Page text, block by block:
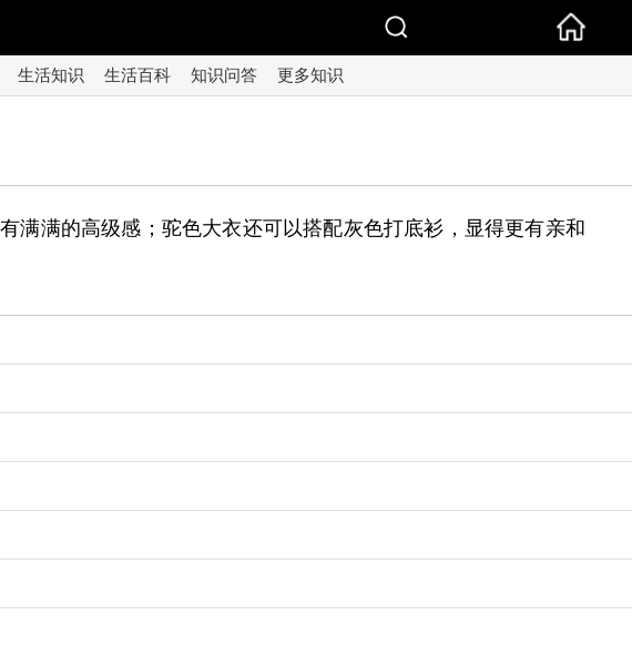
生活知识 生活百科 知识问答 更多知识
满满的高级感；驼色大衣还可以搭配灰色打底衫，显得更有亲和